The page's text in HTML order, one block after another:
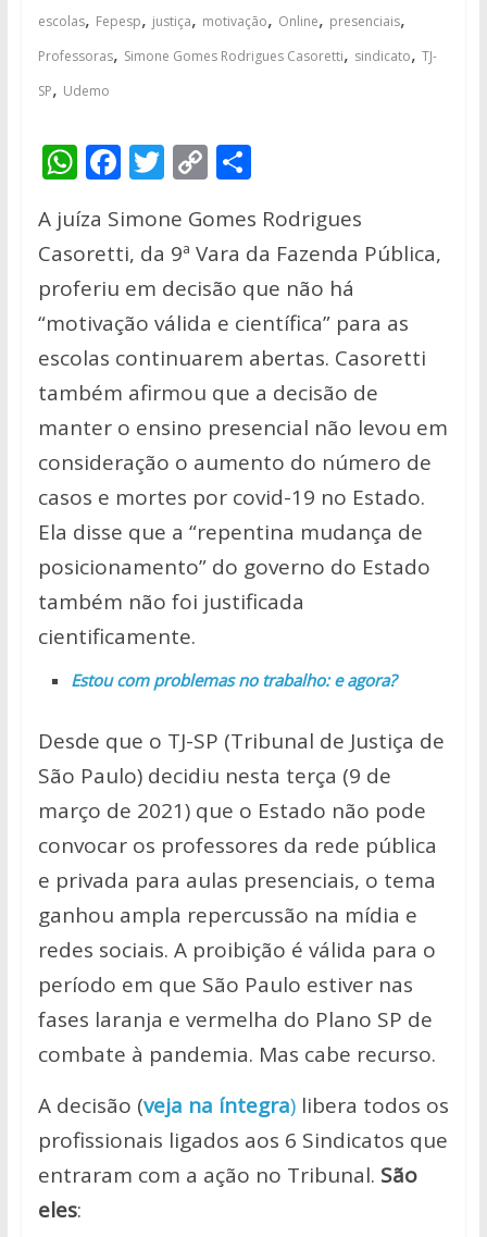
escolas, Fepesp, justiça, motivação, Online, presenciais,
Professoras, Simone Gomes Rodrigues Casoretti, sindicato, TJ-
SP, Udemo
W
at
s
A
p
p
F
e
b
o
o
k
T
itt
er
C
p
y
Li
n
k
S
ar
e
A juíza Simone Gomes Rodrigues
Casoretti, da 9ª Vara da Fazenda Pública,
proferiu em decisão que não há
“motivação válida e científica” para as
escolas continuarem abertas. Casoretti
também afirmou que a decisão de
manter o ensino presencial não levou em
consideração o aumento do número de
casos e mortes por covid-19 no Estado.
Ela disse que a “repentina mudança de
posicionamento” do governo do Estado
também não foi justificada
cientificamente.
Estou com problemas no trabalho: e agora?
Desde que o TJ-SP (Tribunal de Justiça de
São Paulo) decidiu nesta terça (9 de
março de 2021) que o Estado não pode
convocar os professores da rede pública
e privada para aulas presenciais, o tema
ganhou ampla repercussão na mídia e
redes sociais. A proibição é válida para o
período em que São Paulo estiver nas
fases laranja e vermelha do Plano SP de
combate à pandemia. Mas cabe recurso.
A decisão (veja na íntegra)libera todos os
profissionais ligados aos 6 Sindicatos que
entraram com a ação no Tribunal. São
eles: